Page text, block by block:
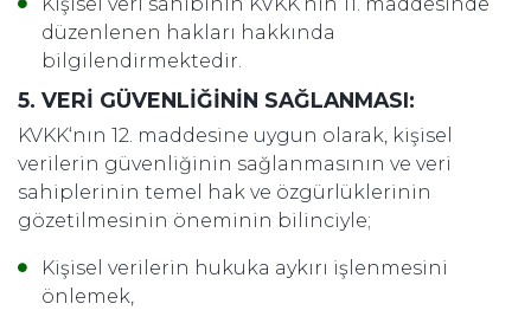
düzenlenen hakları hakkında
bilgilendirmektedir.
5. VERİ GÜVENLİĞİNİN SAĞLANMASI:
KVKK‘nın 12. maddesine uygun olarak, kişisel
verilerin güvenliğinin sağlanmasının ve veri
sahiplerinin temel hak ve özgürlüklerinin
gözetilmesinin öneminin bilinciyle;
Kişisel verilerin hukuka aykırı işlenmesini
önlemek,